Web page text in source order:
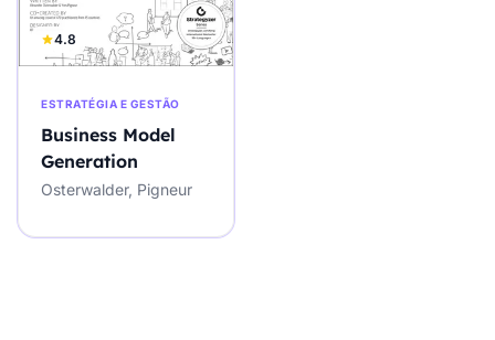
4.8
ESTRATÉGIA E GESTÃO
Business Model
Generation
Osterwalder, Pigneur